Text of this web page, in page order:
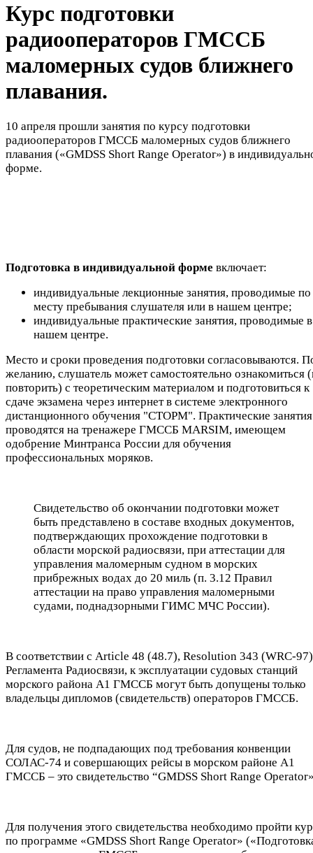
Курс подготовки
радиооператоров ГМССБ
маломерных судов ближнего
плавания.
10 апреля прошли занятия по курсу подготовки
радиооператоров ГМССБ маломерных судов ближнего
плавания («GMDSS Short Range Operator») в
форме.
Подготовка в индивидуальной форме включает:
индивидуальные лекционные занятия, проводимые по
месту пребывания слушателя или в нашем центре;
индивидуальные практические занятия, проводимые в
нашем центре.
Место и сроки проведения подготовки согласовываются.
желанию, слушатель может самостоятельно ознакомиться
повторить) c теоретическим материалом и подготовиться к
сдаче экзамена через интернет в системе электронного
дистанционного обучения "СТОРМ". Практические занятия
проводятся на тренажере ГМССБ MARSIM, имеющем
одобрение Минтранса России для обучения
профессиональных моряков.
Свидетельство об окончании подготовки может
быть представлено в составе входных документов,
подтверждающих прохождение подготовки в
области морской радиосвязи, при аттестации для
управления маломерным судном в морских
прибрежных водах до 20 миль (п. 3.12 Правил
аттестации на право управления маломерными
судами, поднадзорными ГИМС МЧС России).
В соответствии с Article 48 (48.7), Resolution 343 (WRC-97)
Регламента Радиосвязи, к эксплуатации судовых станций
морского района А1 ГМССБ могут быть допущены только
владельцы дипломов (свидетельств) операторов ГМССБ.
Для судов, не подпадающих под требования конвенции
СОЛАС-74 и совершающих рейсы в морском районе А1
ГМССБ – это свидетельство “GMDSS Short Range
Для получения этого свидетельства необходимо пройти
по программе «GMDSS Short Range Operator»